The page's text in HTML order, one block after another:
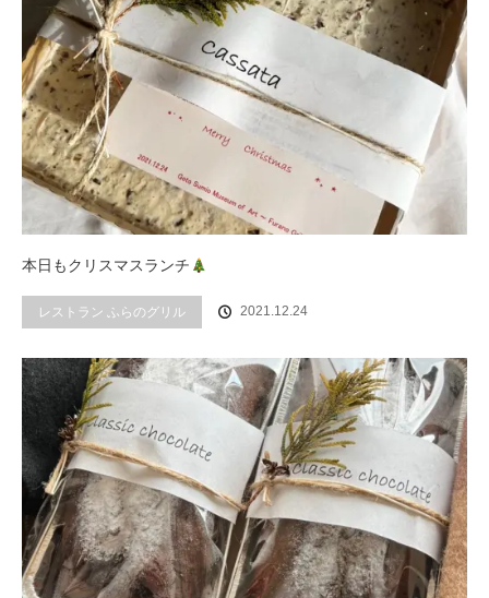
本日もクリスマスランチ
レストラン ふらのグリル 2021.12.24